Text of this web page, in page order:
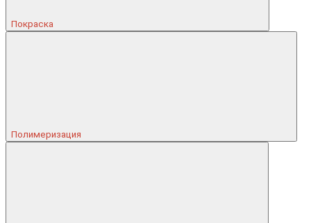
Покраска
Полимеризация